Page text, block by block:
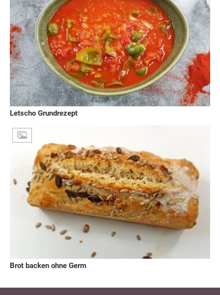
Letscho Grundrezept
Brot backen ohne Germ